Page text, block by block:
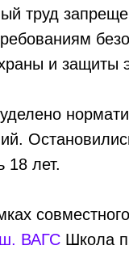
труд
и защиты
18 лет.
ВАГС Школа